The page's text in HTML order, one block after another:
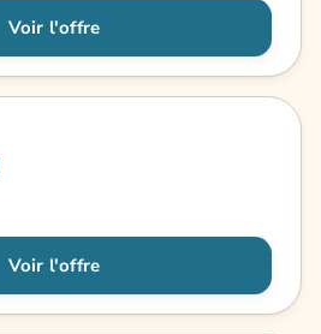
Voir l'offre
Voir l'offre